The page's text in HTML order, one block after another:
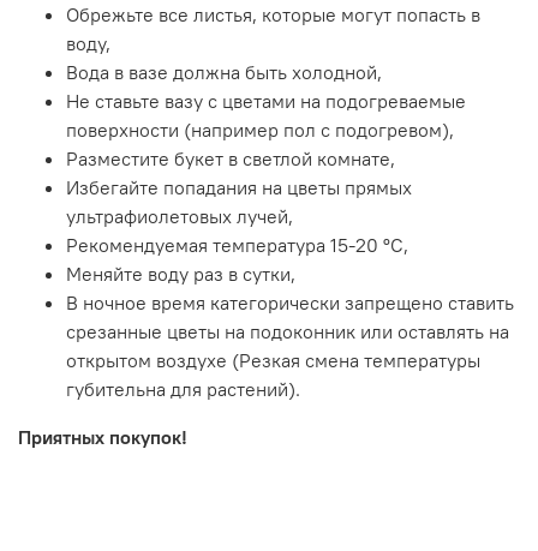
Обрежьте все листья, которые могут попасть в
воду,
Вода в вазе должна быть холодной,
Не ставьте вазу с цветами на подогреваемые
поверхности (например пол с подогревом),
Разместите букет в светлой комнате,
Избегайте попадания на цветы прямых
ультрафиолетовых лучей,
Рекомендуемая температура 15-20 ºC,
Меняйте воду раз в сутки,
В ночное время категорически запрещено ставить
срезанные цветы на подоконник или оставлять на
открытом воздухе (Резкая смена температуры
губительна для растений).
Приятных покупок!